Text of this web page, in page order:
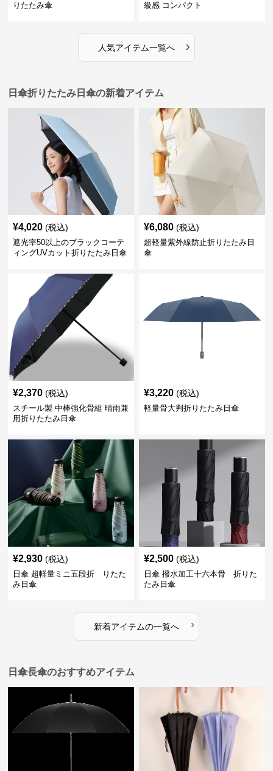
りたたみ傘
級感 コンパクト
人気アイテム一覧へ ›
日傘折りたたみ日傘の新着アイテム
¥4,020 (税込)
遮光率50以上のブラックコーテ
ィングUVカット折りたたみ日傘
¥6,080 (税込)
超軽量紫外線防止折りたたみ日
傘
¥2,370 (税込)
スチール製 中棒強化骨組 晴雨兼
用折りたたみ日傘
¥3,220 (税込)
軽量骨大判折りたたみ日傘
¥2,930 (税込)
日傘 超軽量ミニ五段折 りたた
み日傘
¥2,500 (税込)
日傘 撥水加工十六本骨 折りた
たみ日傘
新着アイテムの一覧へ ›
日傘長傘のおすすめアイテム